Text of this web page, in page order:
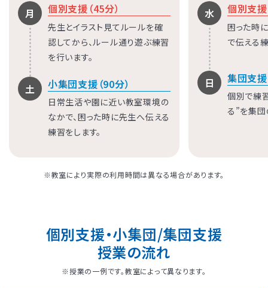
月 個別支援（45分）
先生とイラスト見てルールを確
認してから、ルール通り遊ぶ練習
を行います。
土 小集団支援（90分）
日常生活や園に近い教室環境の
なかで、困った時に先生へ伝える
練習をします。
水 個別支援
困った時
で伝える
日 集団支援
個別で練
る”を集団
※教室により実際の利用時間は異なる場合があります。
個別支援・小集団/集団支援
授業の流れ
※授業の一例です。教室によって異なります。